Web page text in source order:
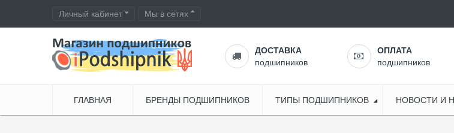
Личный кабинет Мы в сетях
ДОСТАВКА
подшипников
ОПЛАТА
подшипников
ГЛАВНАЯ БРЕНДЫ ПОДШИПНИКОВ ТИПЫ ПОДШИПНИКОВ НОВОСТИ И